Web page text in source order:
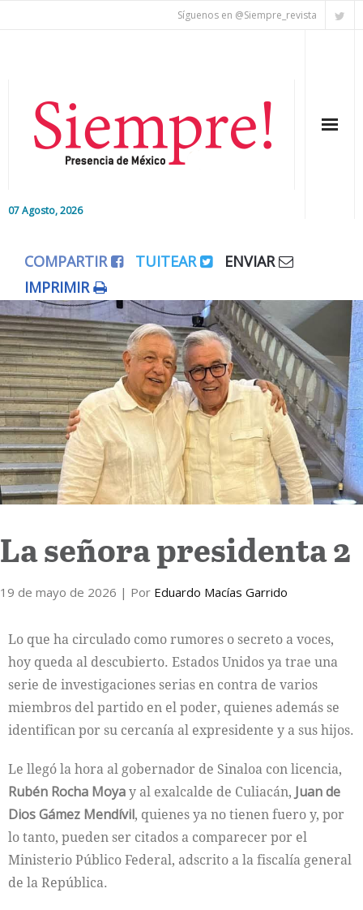
Síguenos en @Siempre_revista
07 Agosto, 2026
Editorial
Nacional
Colaboradores
Internacional
Cultura
COMPARTIR TUITEAR
ENVIAR
IMPRIMIR
La señora presidenta 2
19 de mayo de 2026 | Por Eduardo Macías Garrido
Lo que ha circulado como rumores o secreto a voces,
hoy queda al descubierto. Estados Unidos ya trae una
serie de investigaciones serias en contra de varios
miembros del partido en el poder, quienes además se
identifican por su cercanía al expresidente y a sus hijos.
Le llegó la hora al gobernador de Sinaloa con licencia,
Rubén Rocha Moyay al exalcalde de Culiacán, Juan de
Dios Gámez Mendívil, quienes ya no tienen fuero y, por
lo tanto, pueden ser citados a comparecer por el
Ministerio Público Federal, adscrito a la fiscalía general
de la República.